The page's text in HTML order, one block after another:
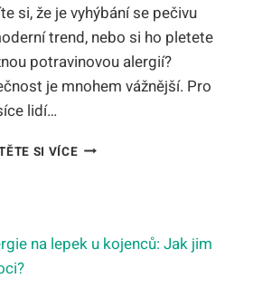
si, že je vyhýbání se pečivu
trend, nebo si ho pletete
potravinovou alergií?
je mnohem vážnější. Pro
lidí…
SI VÍCECELIAKIE:
BEZLEPKOVÁ